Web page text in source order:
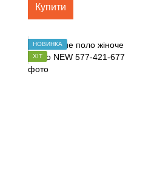
Купити
НОВИНКА
ХІТ